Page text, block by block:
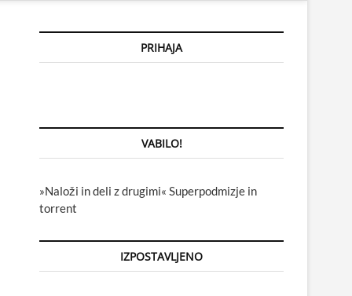
PRIHAJA
VABILO!
»Naloži in deli z drugimi« Superpodmizje in
torrent
IZPOSTAVLJENO